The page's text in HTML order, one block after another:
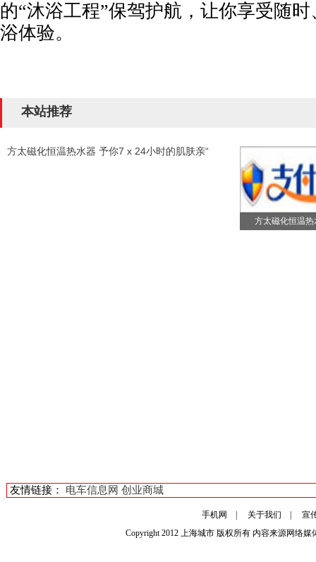
的“沐浴工程”保驾护航，让你享受随
浴体验。
本站推荐
方太磁化恒温热水器 予你7 x 24小时的肌肤亲“
方太磁化恒温热
友情链接： 电车信息网 创业商城
手机网 关于我们 |宣
Copyright 2012上海城市 版权所有 内容来源网络媒